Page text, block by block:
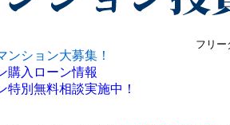
ンション大募集！
購入ローン情報
特別無料相談実施中！
フリー